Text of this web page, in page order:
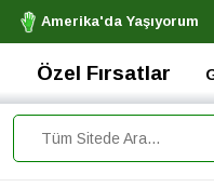
Amerika'da Yaşıyorum
Özel Fırsatlar